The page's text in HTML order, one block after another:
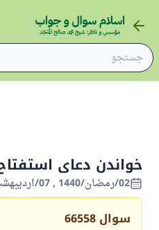
خواندن دعای
02/رمضان/1440 , 07/اردیبهشت/2019
سوال 66558